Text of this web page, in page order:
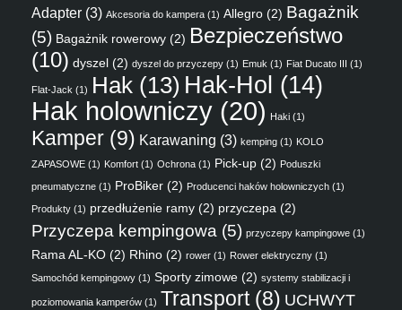
Adapter (3) Akcesoria do kampera (1) Allegro (2) Bagażnik
(5) Bagażnik rowerowy (2) Bezpieczeństwo
(10) dyszel (2) dyszel do przyczepy (1) Emuk (1) Fiat Ducato III (1)
Flat-Jack (1) Hak (13) Hak-Hol (14)
Hak holowniczy (20) Haki (1)
Kamper (9) Karawaning (3) kemping (1) KOLO
ZAPASOWE (1) Komfort (1) Ochrona (1) Pick-up (2) Poduszki
pneumatyczne (1) ProBiker (2) Producenci haków holowniczych (1)
Produkty (1) przedłużenie ramy (2) przyczepa (2)
Przyczepa kempingowa (5) przyczepy kampingowe (1)
Rama AL-KO (2) Rhino (2) rower (1) Rower elektryczny (1)
Samochód kempingowy (1) Sporty zimowe (2) systemy stabilizacji i
poziomowania kamperów (1) Transport(8) UCHWYT